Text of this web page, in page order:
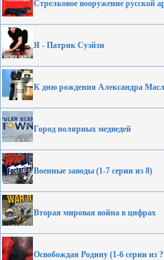
Стрелковое вооружение русской
Я - Патрик Суэйзи
К дню рождения Александра
Город полярных медведей
Военные заводы (1-7 серии из 8)
Вторая мировая война в цифрах
Освобождая Родину (1-6 серии из